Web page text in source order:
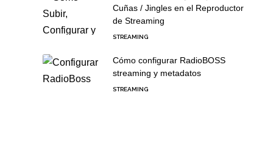
Cuñas / Jingles en el Reproductor
de Streaming
STREAMING
Cómo configurar RadioBOSS
streaming y metadatos
STREAMING